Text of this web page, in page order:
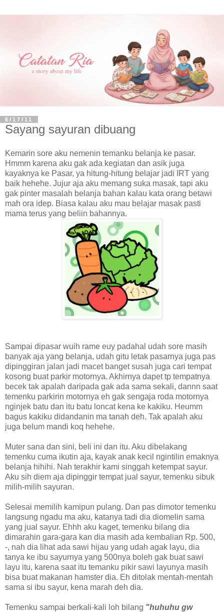
6/17/11
Sayang sayuran dibuang
Kemarin sore aku nemenin temanku belanja ke pasar.
Hmmm karena aku gak ada kegiatan dan asik juga
kayaknya ke Pasar, ya hitung-hitung belajar jadi IRT yang
baik hehehe. Jujur aja aku memang suka masak, tapi aku
gak pinter masalah belanja bahan kalau kata orang betawi
mah ora idep. Biasa kalau aku mau belajar masak pasti
mama terus yang beliin bahannya.
Sampai dipasar wuih rame euy padahal udah sore masih
banyak aja yang belanja, udah gitu letak pasarnya juga pas
dipinggiran jalan jadi macet banget susah juga cari tempat
kosong buat parkir motornya. Akhirnya dapet tp tempatnya
becek tak apalah daripada gak ada sama sekali, dannn saat
temenku parkirin motornya eh gak sengaja roda motornya
nginjek batu dan itu batu loncat kena ke kakiku. Heumm
bagus kakiku didandanin ma tanah deh. Tak apalah aku
juga belum mandi koq hehehe.
Muter sana dan sini, beli ini dan itu. Aku dibelakang
temenku cuma ikutin aja, kayak anak kecil ngintilin emaknya
belanja hihihi. Nah terakhir kami singgah ketempat sayur.
Aku sih diem aja dipinggir tempat jual sayur, temenku sibuk
milih-milih sayuran.
Selesai memilih kamipun pulang. Dan pas dimotor temenku
langsung ngadu ma aku, katanya tadi dia diomelin sama
yang jual sayur. Ehhh aku kaget, temenku bilang dia
dimarahin gara-gara kan dia masih ada kembalian Rp. 500,
-, nah dia lihat ada sawi hijau yang udah agak layu, dia
tanya ke ibu sayurnya yang 500nya boleh gak buat sawi
layu itu, karena saat itu temanku pikir sawi layunya masih
bisa buat makanan hamster dia. Eh ditolak mentah-mentah
sama si ibu sayur, kena marah deh dia.
Temenku sampai berkali-kali loh bilang "huhuhu gw